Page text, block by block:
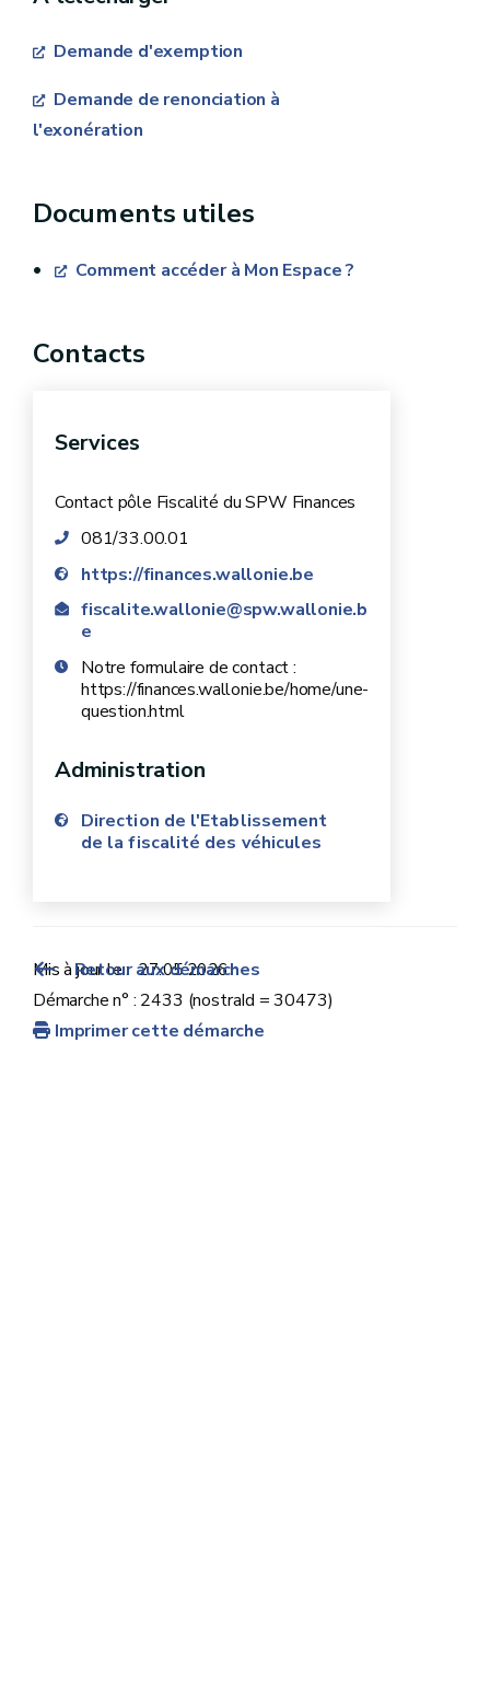
Demande d'exemption
Demande de renonciation à
l'exonération
Documents utiles
Comment accéder à Mon Espace ?
Contacts
Services
Contact pôle Fiscalité du SPW Finances
081/33.00.01
https://finances.wallonie.be
fiscalite.wallonie@spw.wallonie.b
e
Notre formulaire de contact :
https://finances.wallonie.be/home/une-
question.html
Administration
Direction de l'Etablissement
de la fiscalité des véhicules
Mis à jour le : 27.05.2026
Démarche n° : 2433 (nostraId = 30473)
Imprimer cette démarche
Retour aux démarches